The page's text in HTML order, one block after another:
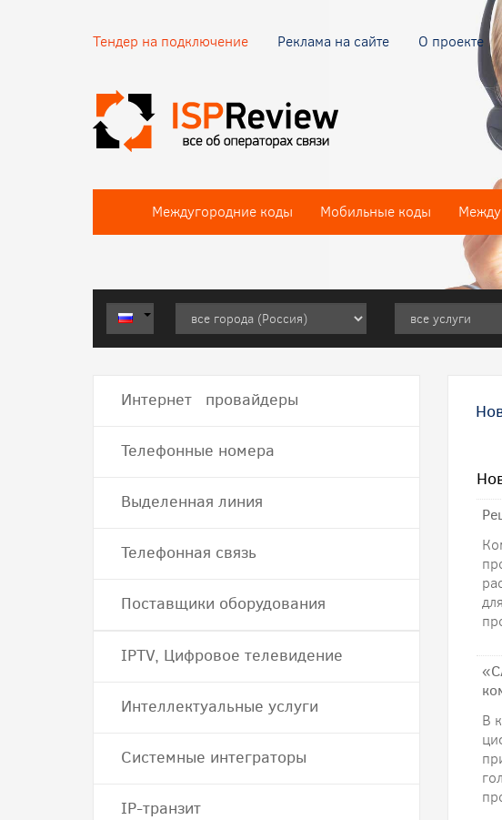
Тендер на подключение Реклама на сайте О проекте
Междугородние коды Мобильные коды
В
Интернет провайдеры
Телефонные номера
Выделенная линия
Телефонная связь
Поставщики оборудования
IPTV, Цифровое телевидение
Интеллектуальные услуги
Системные интеграторы
IP-транзит